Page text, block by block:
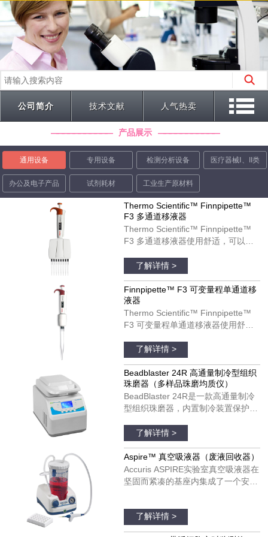
公司简介 技术文献 人气热卖
产品展示
通用设备 专用设备 检测分析设备 医疗器械Ⅰ、II类
办公及电子产品 试剂耗材 工业生产原材料
Thermo Scientific™ Finnpipette™
F3 多通道移液器
Thermo Scientific™ Finnpipette™
F3 多通道移液器使用舒适，可以在
识的宽型指状支托和人体工程学柄设
计可以改善您的移液体验。
Finnpipette F3 移液器可以用于单个
和多通道模具。货号：4660050；
4660010；4660020；4660040
了解详情 >
Finnpipette™ F3 可变量程单通道移
液器
Thermo Scientific™ Finnpipette™
F3 可变量程单通道移液器使用舒
作用。Finnpipette F3 移液器具有宽
阔的、支持彩色编码的指托和人机工
效学手柄设计。Finnpipette F3 移液
器可以用于单个和多通道模具。货
号：4640100；4640000；
4640010；4640020；4640030；
4640070；4640080
了解详情 >
Beadblaster 24R 高通量制冷型组织
珠磨器（多样品珠磨均质仪）
BeadBlaster 24R是一款高通量制冷
型组织珠磨器，内置制冷装置保护温
数珠磨器不同，BeadBlaster 24R具
有真正的、基于压缩机的制冷系统，
不需要干冰、液氮和空气供应。只需
设置所需的温度并预冷，温度将在整
个均质过程中维持低温，以保证样品
了解详情 >
Aspire™ 真空吸液器（废液回收器）
Accuris ASPIRE实验室真空吸液器在
坚固而紧凑的基座内集成了一个安
真空表。
了解详情 >